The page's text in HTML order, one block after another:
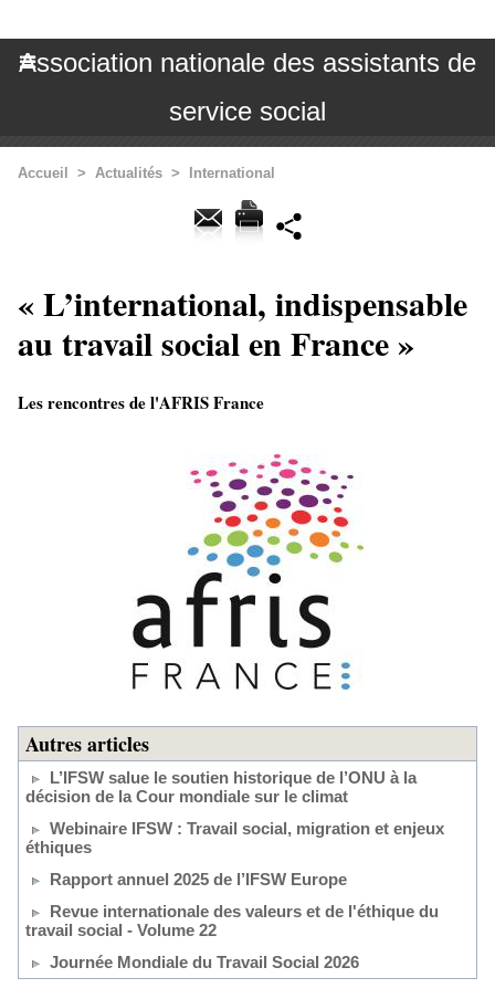
Association nationale des assistants de
service social
Accueil > Actualités > International
« L’international, indispensable
au travail social en France »
Les rencontres de l'AFRIS France
Autres articles
L’IFSW salue le soutien historique de l’ONU à la
décision de la Cour mondiale sur le climat
Webinaire IFSW : Travail social, migration et enjeux
éthiques
Rapport annuel 2025 de l’IFSW Europe
Revue internationale des valeurs et de l'éthique du
travail social - Volume 22
Journée Mondiale du Travail Social 2026